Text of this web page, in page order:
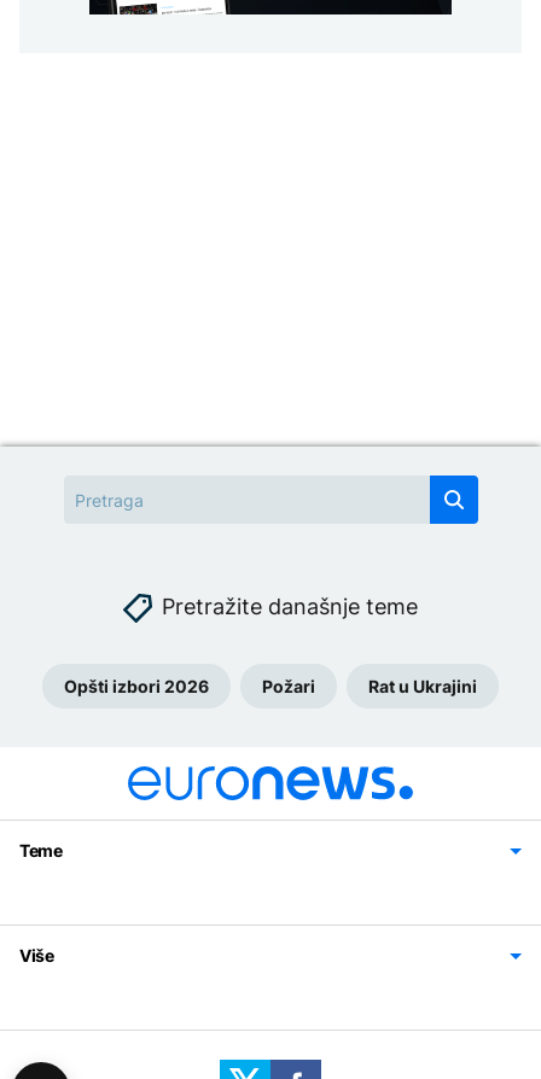
Pretražite današnje teme
Opšti izbori 2026 Požari Rat u Ukrajini
Teme
Svijet
Sport
Magazin
Više
Politika privatnosti
Uslovi korišćenja